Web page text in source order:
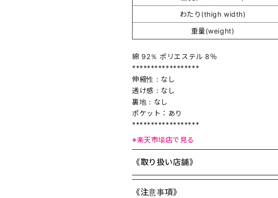
わたり(thigh width)
重量(weight)
綿 92％ ポリエステル 8％
******************
伸縮性：なし
透け感：なし
裏地：なし
ポケット：あり
******************
※楽天市場店で見る
《取り扱い店舗》
《注意事項》